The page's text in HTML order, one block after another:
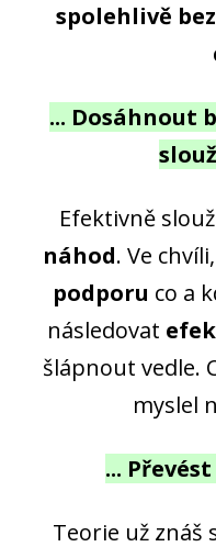
spolehlivě
... Dosáhnout
Efektivně
náhod. Ve
podporu co a
následovat
šlápnout vedle.
myslel
...
Teorie už znáš